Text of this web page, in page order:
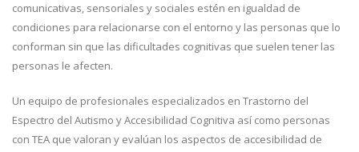
comunicativas, sensoriales y sociales estén en igualdad de
condiciones para relacionarse con el entorno y las personas que lo
conforman sin que las dificultades cognitivas que suelen tener las
personas le afecten.
Un equipo de profesionales especializados en Trastorno del
Espectro del Autismo y Accesibilidad Cognitiva así como personas
con TEA que valoran y evalúan los aspectos de accesibilidad de